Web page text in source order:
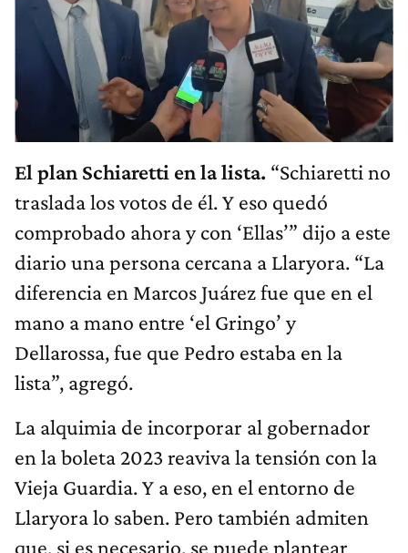
El plan Schiaretti en la lista. “Schiaretti no
traslada los votos de él. Y eso quedó
comprobado ahora y con ‘Ellas’” dijo a este
diario una persona cercana a Llaryora. “La
diferencia en Marcos Juárez fue que en el
mano a mano entre ‘el Gringo’ y
Dellarossa, fue que Pedro estaba en la
lista”, agregó.
La alquimia de incorporar al gobernador
en la boleta 2023 reaviva la tensión con la
Vieja Guardia. Y a eso, en el entorno de
Llaryora lo saben. Pero también admiten
que, si es necesario, se puede plantear